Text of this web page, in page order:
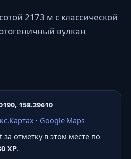
2173 м с классической
вулкан
158.29610
· Google Maps
отметку в этом месте по
XP.